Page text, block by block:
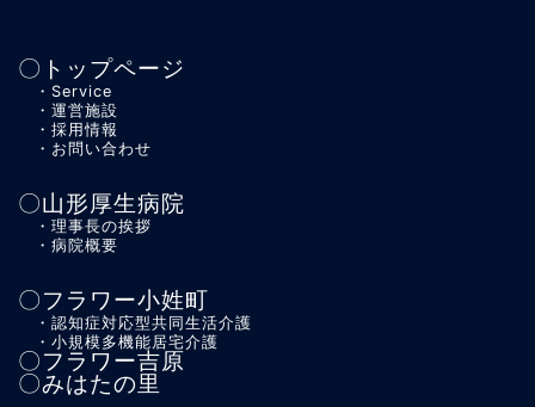
〇トップページ
・Service
・運営施設
・採用情報
・お問い合わせ
〇山形厚生病院
・理事長の挨拶
・病院概要
〇フラワー小姓町
・認知症対応型共同生活介護
・小規模多機能居宅介護
〇フラワー吉原
〇みはたの里